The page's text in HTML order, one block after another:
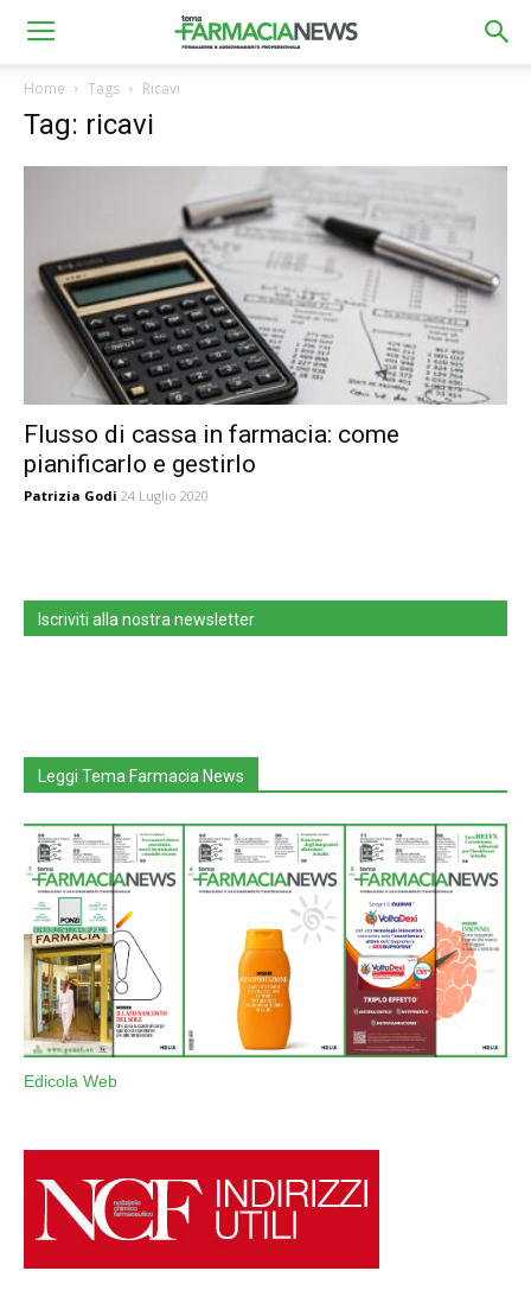
Home Tags Ricavi
Tag: ricavi
Flusso di cassa in farmacia: come
pianificarlo e gestirlo
Patrizia Godi 24 Luglio 2020
Iscriviti alla nostra newsletter
Leggi Tema Farmacia News
Edicola Web